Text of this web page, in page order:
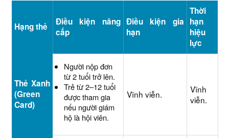
Hạng thẻ
Điều kiện nâng
cấp
Điều kiện gia
hạn
Thời
hạn
hiệu
lực
Thẻ Xanh
(Green
Card)
Người nộp đơn
từ 2 tuổi trở lên.
Trẻ từ 2–12 tuổi
được tham gia
nếu người giám
hộ là hội viên.
Vĩnh viễn.
Vĩnh
viễn.